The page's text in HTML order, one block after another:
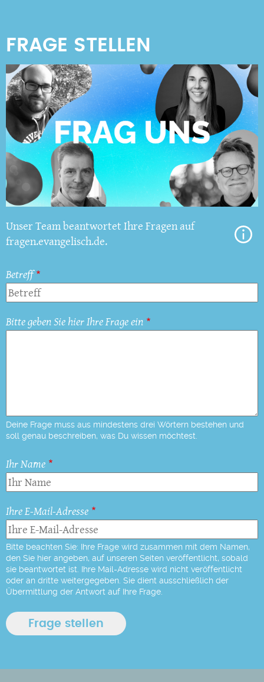
Unser Team beantwortet Ihre Fragen auf
fragen.evangelisch.de.
Betreff
Bitte geben Sie hier Ihre Frage ein
Deine Frage muss aus mindestens drei Wörtern bestehen und
soll genau beschreiben, was Du wissen möchtest.
Ihr Name
Ihre E-Mail-Adresse
Bitte beachten Sie: Ihre Frage wird zusammen mit dem Namen,
den Sie hier angeben, auf unseren Seiten veröffentlicht, sobald
sie beantwortet ist. Ihre Mail-Adresse wird nicht veröffentlicht
oder an dritte weitergegeben. Sie dient ausschließlich der
Übermittlung der Antwort auf Ihre Frage.